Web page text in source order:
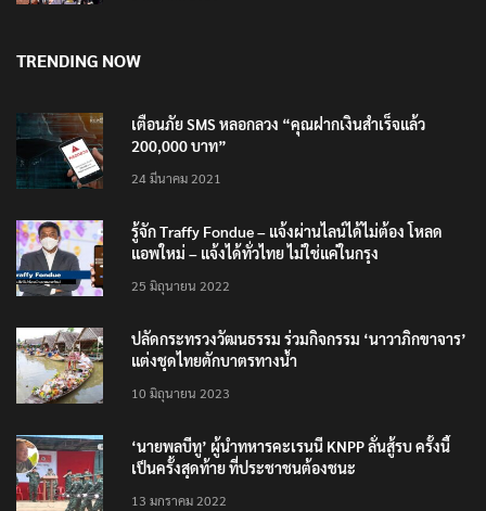
TRENDING NOW
เตือนภัย SMS หลอกลวง “คุณฝากเงินสำเร็จแล้ว
200,000 บาท”
24 มีนาคม 2021
รู้จัก Traffy Fondue – แจ้งผ่านไลน์ได้ไม่ต้อง โหลด
แอพใหม่ – แจ้งได้ทั่วไทย ไม่ใช่แค่ในกรุง
25 มิถุนายน 2022
ปลัดกระทรวงวัฒนธรรม ร่วมกิจกรรม ‘นาวาภิกขาจาร’
แต่งชุดไทยตักบาตรทางน้ำ
10 มิถุนายน 2023
‘นายพลบีทู’ ผู้นำทหารคะเรนนี KNPP ลั่นสู้รบ ครั้งนี้
เป็นครั้งสุดท้าย ที่ประชาชนต้องชนะ
13 มกราคม 2022